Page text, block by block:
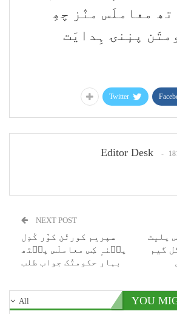
معاملَس منٛز چھِ
پنٕنۍ ہِدایَت
Twitter
Editor Desk
پلیٹ
گیم
NEXT POST
سپریم کورٹَن کوٚر کٔدٕل
پٮ۪نہٕ کِس معاملَس پٮ۪ٹھ
بہار حکومتُک جواب طلب
All YOU